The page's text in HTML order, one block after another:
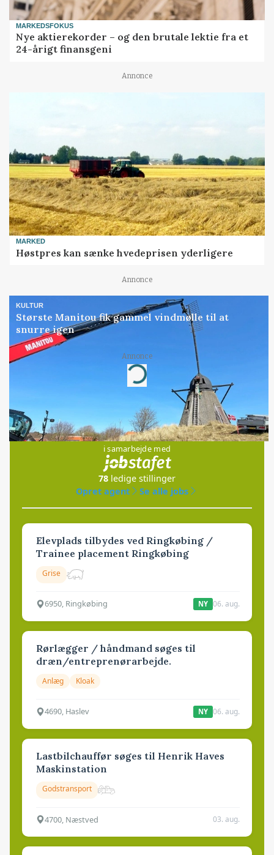
MARKEDSFOKUS
Nye aktierekorder – og den brutale lektie fra et
24-årigt finansgeni
Annonce
MARKED
Høstpres kan sænke hvedeprisen yderligere
Annonce
KULTUR
Største Manitou fik gammel vindmølle til at
snurre igen
Annonce
Loading...
Jobs
i samarbejde med
78 ledige stillinger
Opret agent
Se alle jobs
Elevplads tilbydes ved Ringkøbing /
Trainee placement Ringkøbing
Grise
6950, Ringkøbing NY 06. aug.
Rørlægger / håndmand søges til
dræn/entreprenørarbejde.
Anlæg Kloak
4690, Haslev NY 06. aug.
Lastbilchauffør søges til Henrik Haves
Maskinstation
Godstransport
4700, Næstved 03. aug.